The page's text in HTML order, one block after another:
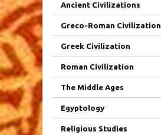
Ancient Civilizations
Greco-Roman Civilization
Greek Civilization
Roman Civilization
The Middle Ages
Egyptology
Religious Studies